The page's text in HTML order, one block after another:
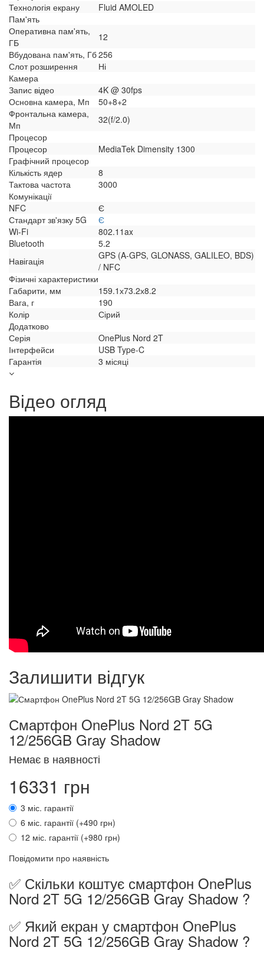
Технологія екрану
Fluid AMOLED
Пам'ять
Оперативна пам'ять,
ГБ
12
Вбудована пам'ять, Гб256
Слот розширення
Ні
Камера
Запис відео
4K @ 30fps
Основна камера, Мп
50+8+2
Фронтальна камера,
Мп
32(f/2.0)
Процесор
Процесор
MediaTek Dimensity 1300
Графічний процесор
Кількість ядер
8
Тактова частота
3000
Комунікації
NFC
Є
Стандарт зв'язку 5G
Є
Wi-Fi
802.11ax
Bluetooth
5.2
Навігація
GPS (A-GPS, GLONASS, GALILEO, BDS)
/ NFC
Фізичні характеристики
Габарити, мм
159.1х73.2х8.2
Вага, г
190
Колір
Сірий
Додатково
Серія
OnePlus Nord 2T
Інтерфейси
USB Type-C
Гарантія
3 місяці
Відео огляд
Залишити відгук
Смартфон OnePlus Nord 2T 5G
12/256GB Gray Shadow
Немає в наявності
16331 грн
3 міс. гарантії
6 міс. гарантії (+490 грн)
12 міс. гарантії (+980 грн)
Повідомити про наявність
✅ Скільки коштує смартфон OnePlus
Nord 2T 5G 12/256GB Gray Shadow ?
✅ Який екран у смартфон OnePlus
Nord 2T 5G 12/256GB Gray Shadow ?